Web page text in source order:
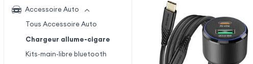
Accessoire Auto
Tous Accessoire Auto
Chargeur allume-cigare
Kits-main-libre bluetooth